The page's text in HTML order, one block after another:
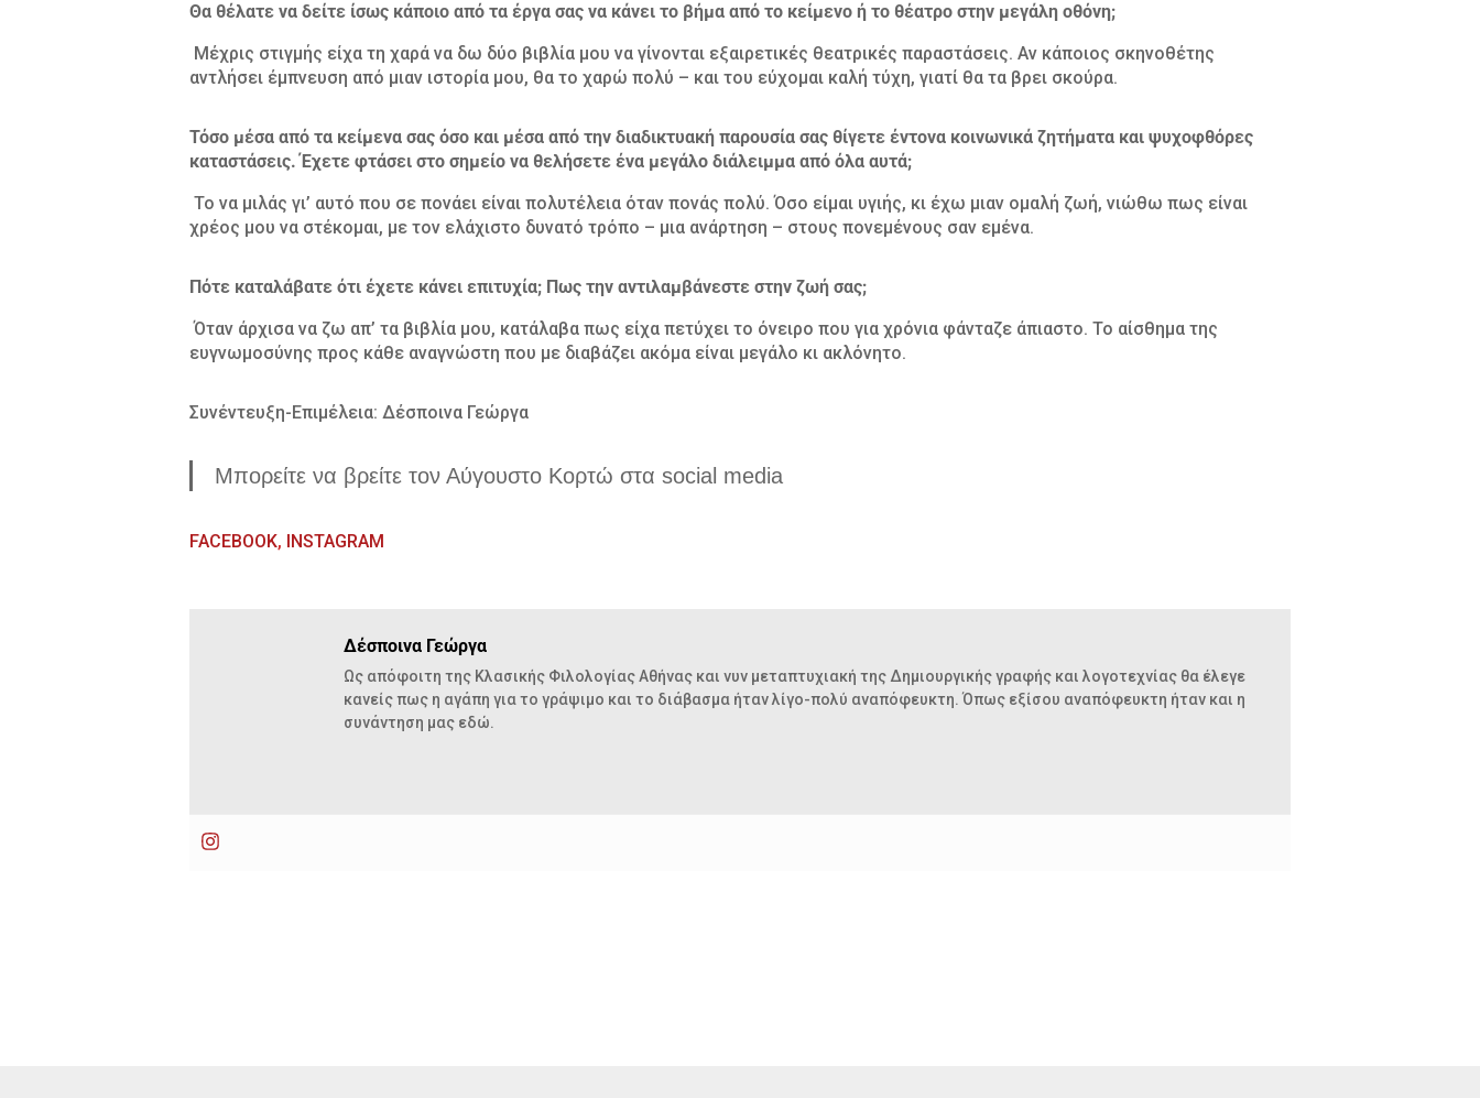
Θα θέλατε να δείτε ίσως κάποιο από τα έργα σας να κάνει το βήμα από το κείμενο ή το θέατρο στην μεγάλη οθόνη;
Μέχρις στιγμής είχα τη χαρά να δω δύο βιβλία μου να γίνονται εξαιρετικές θεατρικές παραστάσεις. Αν κάποιος σκηνοθέτης
αντλήσει έμπνευση από μιαν ιστορία μου, θα το χαρώ πολύ – και του εύχομαι καλή τύχη, γιατί θα τα βρει σκούρα.
Τόσο μέσα από τα κείμενα σας όσο και μέσα από την διαδικτυακή παρουσία σας θίγετε έντονα κοινωνικά ζητήματα και ψυχοφθόρες
καταστάσεις. Έχετε φτάσει στο σημείο να θελήσετε ένα μεγάλο διάλειμμα από όλα αυτά;
Το να μιλάς γι’ αυτό που σε πονάει είναι πολυτέλεια όταν πονάς πολύ. Όσο είμαι υγιής, κι έχω μιαν ομαλή ζωή, νιώθω πως είναι
χρέος μου να στέκομαι, με τον ελάχιστο δυνατό τρόπο – μια ανάρτηση – στους πονεμένους σαν εμένα.
Πότε καταλάβατε ότι έχετε κάνει επιτυχία; Πως την αντιλαμβάνεστε στην ζωή σας;
Όταν άρχισα να ζω απ’ τα βιβλία μου, κατάλαβα πως είχα πετύχει το όνειρο που για χρόνια φάνταζε άπιαστο. Το αίσθημα της
ευγνωμοσύνης προς κάθε αναγνώστη που με διαβάζει ακόμα είναι μεγάλο κι ακλόνητο.
Συνέντευξη-Επιμέλεια: Δέσποινα Γεώργα
Μπορείτε να βρείτε τον Αύγουστο Κορτώ στα social media
FACEBOOK, INSTAGRAM
Δέσποινα Γεώργα
Ως απόφοιτη της Κλασικής Φιλολογίας Αθήνας και νυν μεταπτυχιακή της Δημιουργικής γραφής και λογοτεχνίας θα έλεγε
κανείς πως η αγάπη για το γράψιμο και το διάβασμα ήταν λίγο-πολύ αναπόφευκτη. Όπως εξίσου αναπόφευκτη ήταν και η
συνάντηση μας εδώ.